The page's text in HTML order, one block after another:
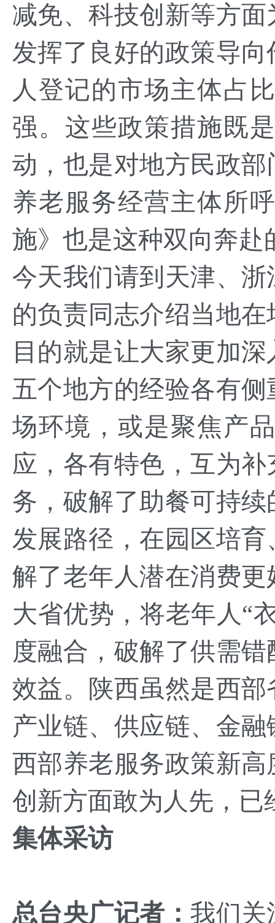
减免、科技创新等方
发挥了良好的政策导
人登记的市场主体占
强。这些政策措施既
动，也是对地方民政
养老服务经营主体所
施》也是这种双向奔赴
今天我们请到天津、
的负责同志介绍当地
目的就是让大家更加
五个地方的经验各有
场环境，或是聚焦产
应，各有特色，互为
务，破解了助餐可持
发展路径，在园区培
解了老年人潜在消费
大省优势，将老年人“
度融合，破解了供需
效益。陕西虽然是西
产业链、供应链、金
西部养老服务政策新
创新方面敢为人先，
集体采访
总台央广记者：我们关